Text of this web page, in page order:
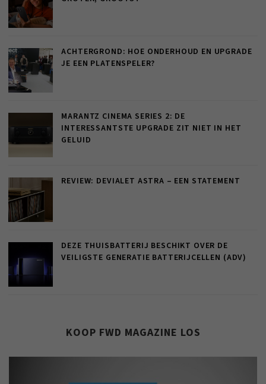
ACHTERGROND: HOE ONDERHOUD EN UPGRADE
JE EEN PLATENSPELER?
MARANTZ CINEMA SERIES 2: DE
INTERESSANTSTE UPGRADE ZIT NIET IN HET
GELUID
REVIEW: DEVIALET ASTRA – EEN STATEMENT
DEZE THUISBATTERIJ BESCHIKT OVER DE
VEILIGSTE GENERATIE BATTERIJCELLEN (ADV)
KOOP FWD MAGAZINE LOS